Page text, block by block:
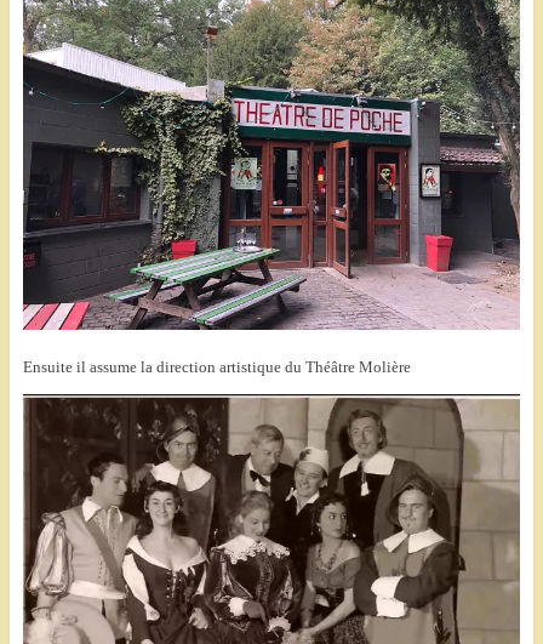
Ensuite il assume la direction artistique du Théâtre Molière